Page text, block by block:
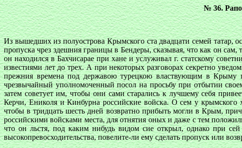
№ 36.
Из вышедших из полуострова Крымского ста двадцати семей татар,
пропуска чрез здешния границы в Бендеры, сказывая, что как он
он находился в Бахчисарае при хане и услуживал г. статскому
известиями лет до трех. А при некоторых разговорах секретно
прежния времена под державою турецкою властвующим в Крыму
чрезвычайный уполномоченный посол на просьбу при отбытии
затем советует им, чтобы они сами старались к лучшему себя
Керчи, Ениколя и Кинбурна российские войска. О сем у
чтобы в тридцать шесть дней возвратно прибыть могли в Крым,
российскими войсками места, для отнятия оных и даже с тем
что он льстя, под каким нибудь видом сие открыл, однако при
высокопревосходительства, повелите-ли ему сделать пропуск или